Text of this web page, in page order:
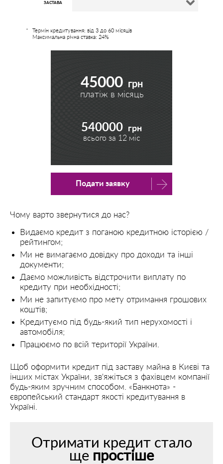
ЗАСТАВА
Термін кредитування: від 3 до 60 місяців
Максимальна річна ставка: 24%
45000 грн
платіж в місяць
540000 грн
всього за 12 міс
Подати заявку
Чому варто звернутися до нас?
Видаємо кредит з поганою кредитною історією /
рейтингом;
Ми не вимагаємо довідку про доходи та інші
документи;
Даємо можливість відстрочити виплату по
кредиту при необхідності;
Ми не запитуємо про мету отримання грошових
коштів;
Кредитуємо під будь-який тип нерухомості і
автомобіля;
Працюємо по всій території України.
Щоб оформити кредит під заставу майна в Києві та
інших містах України, зв'яжіться з фахівцем компанії
будь-яким зручним способом. «Банкнота» -
європейський стандарт якості кредитування в
Україні.
Отримати кредит стало
ще простіше